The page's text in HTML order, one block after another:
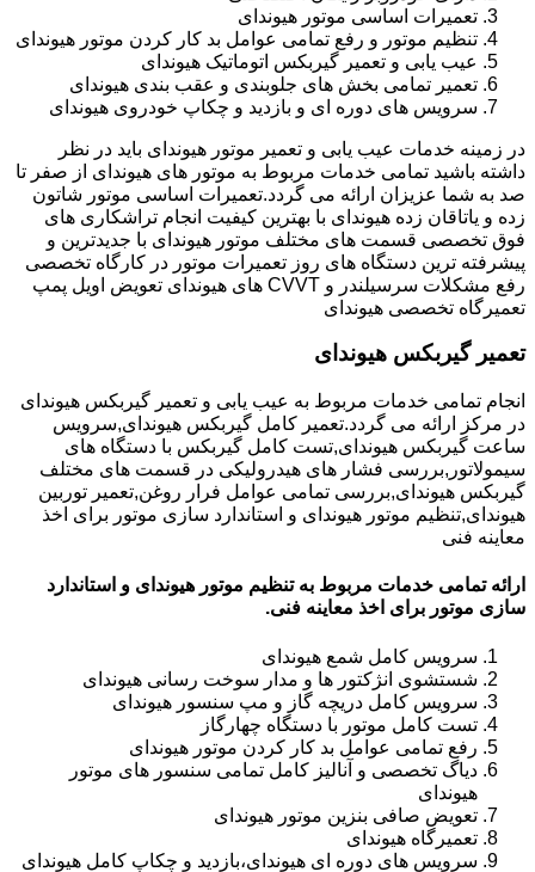
تعمیرات اساسی موتور هیوندای
تنظیم موتور و رفع تمامی عوامل بد کار کردن موتور هیوندای
عیب یابی و تعمیر گیربکس اتوماتیک هیوندای
تعمیر تمامی بخش های جلوبندی و عقب بندی هیوندای
سرویس های دوره ای و بازدید و چکاپ خودروی هیوندای
در زمینه خدمات عیب یابی و تعمیر موتور هیوندای باید در نظر
داشته باشید تمامی خدمات مربوط به موتور های هیوندای از صفر تا
صد به شما عزیزان ارائه می گردد.تعمیرات اساسی موتور شاتون
زده و یاتاقان زده هیوندای با بهترین کیفیت انجام تراشکاری های
فوق تخصصی قسمت های مختلف موتور هیوندای با جدیدترین و
پیشرفته ترین دستگاه های روز تعمیرات موتور در کارگاه تخصصی
رفع مشکلات سرسیلندر و CVVT های هیوندای تعویض اویل پمپ
تعمیرگاه تخصصی هیوندای
تعمیر گیربکس هیوندای
انجام تمامی خدمات مربوط به عیب یابی و تعمیر گیربکس هیوندای
در مرکز ارائه می گردد.تعمیر کامل گیربکس هیوندای,سرویس
ساعت گیربکس هیوندای,تست کامل گیربکس با دستگاه های
سیمولاتور,بررسی فشار های هیدرولیکی در قسمت های مختلف
گیربکس هیوندای,بررسی تمامی عوامل فرار روغن,تعمیر توربین
هیوندای,تنظیم موتور هیوندای و استاندارد سازی موتور برای اخذ
معاینه فنی
ارائه تمامی خدمات مربوط به تنظیم موتور هیوندای و استاندارد
سازی موتور برای اخذ معاینه فنی.
سرویس کامل شمع هیوندای
شستشوی انژکتور ها و مدار سوخت رسانی هیوندای
سرویس کامل دریچه گاز و مپ سنسور هیوندای
تست کامل موتور با دستگاه چهارگاز
رفع تمامی عوامل بد کار کردن موتور هیوندای
دیاگ تخصصی و آنالیز کامل تمامی سنسور های موتور
هیوندای
تعویض صافی بنزین موتور هیوندای
تعمیرگاه هیوندای
سرویس های دوره ای هیوندای،بازدید و چکاپ کامل هیوندای